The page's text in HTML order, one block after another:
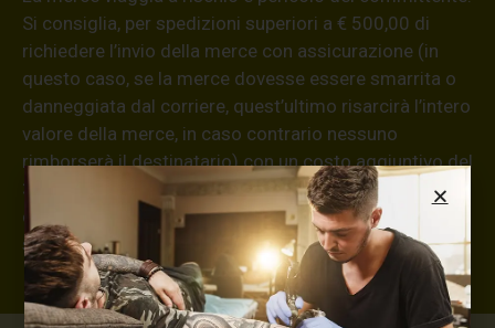
Si consiglia, per spedizioni superiori a € 500,00 di
richiedere l’invio della merce con assicurazione (in
questo caso, se la merce dovesse essere smarrita o
danneggiata dal corriere, quest’ultimo risarcirà l’intero
valore della merce, in caso contrario nessuno
rimborserà il destinatario) con un costo aggiuntivo del
3,5% sul valore totale del carrello, da richiedere prima
di concludere il pagamento al seguente indirizzo:
shop@maxsignorello.it